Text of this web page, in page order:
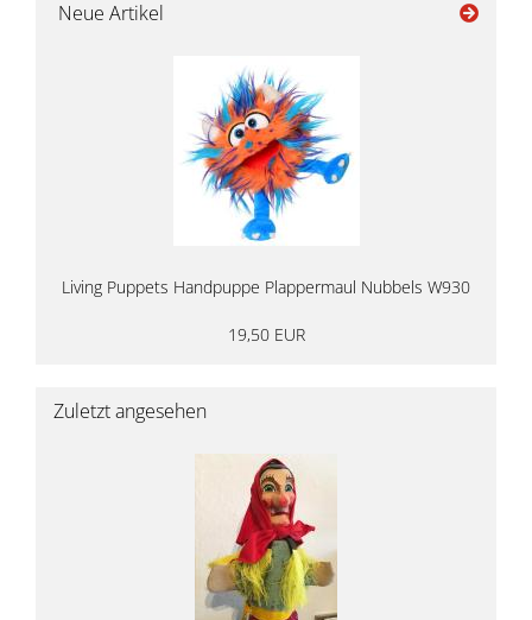
Neue Artikel
Living Puppets Handpuppe Plappermaul Nubbels W930
19,50 EUR
Zuletzt angesehen